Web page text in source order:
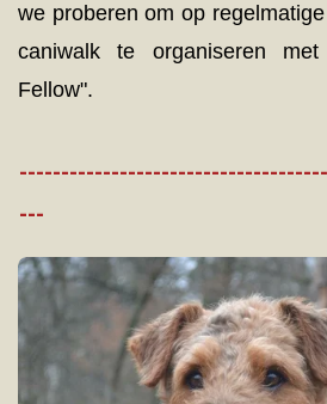
we proberen om op
caniwalk te organiseren
Fellow".
---